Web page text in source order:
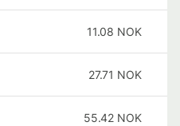
11.08 NOK
27.71 NOK
55.42 NOK